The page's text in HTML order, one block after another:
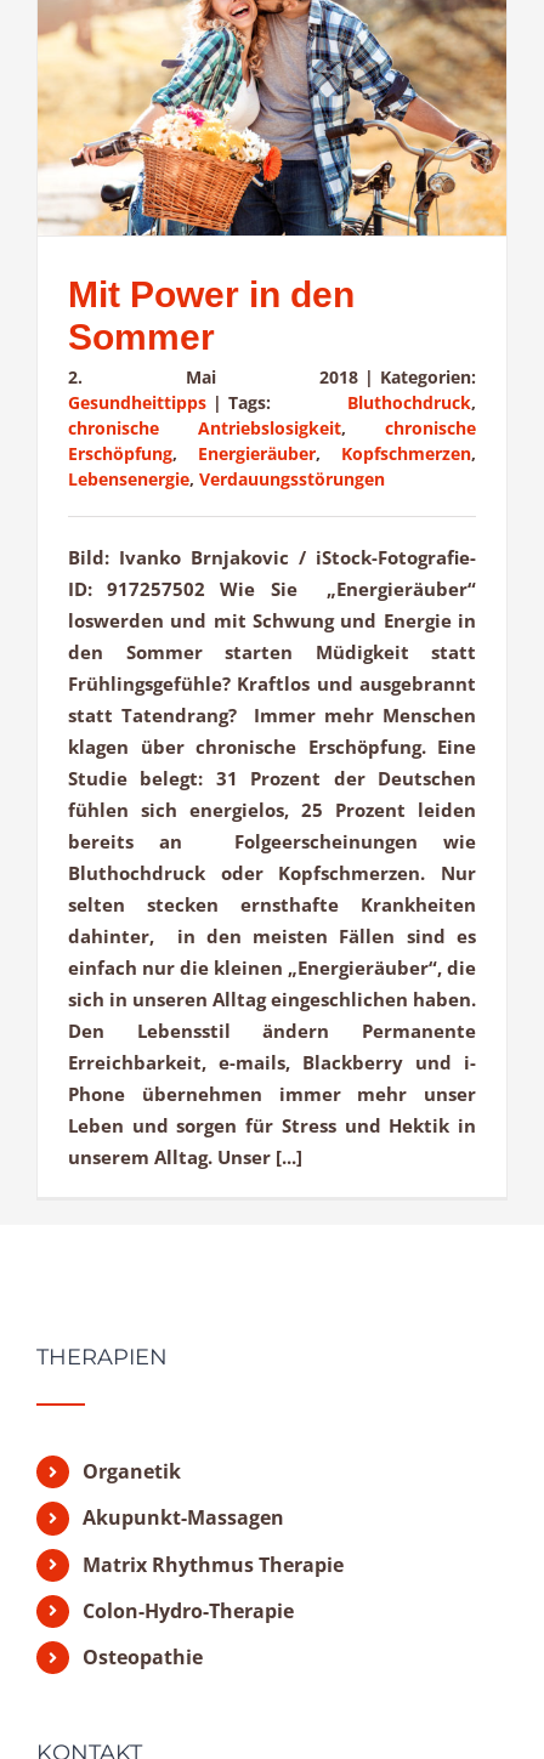
Mit Power in den
Sommer
2. Mai 2018 | Kategorien:
Gesundheittipps | Tags: Bluthochdruck,
chronische Antriebslosigkeit, chronische
Erschöpfung, Energieräuber, Kopfschmerzen,
Lebensenergie, Verdauungsstörungen
Bild: Ivanko Brnjakovic / iStock-Fotografie-
ID: 917257502 Wie Sie „Energieräuber“
loswerden und mit Schwung und Energie in
den Sommer starten Müdigkeit statt
Frühlingsgefühle? Kraftlos und ausgebrannt
statt Tatendrang? Immer mehr Menschen
klagen über chronische Erschöpfung. Eine
Studie belegt: 31 Prozent der Deutschen
fühlen sich energielos, 25 Prozent leiden
bereits an Folgeerscheinungen wie
Bluthochdruck oder Kopfschmerzen. Nur
selten stecken ernsthafte Krankheiten
dahinter, in den meisten Fällen sind es
einfach nur die kleinen „Energieräuber“, die
sich in unseren Alltag eingeschlichen haben.
Den Lebensstil ändern Permanente
Erreichbarkeit, e-mails, Blackberry und i-
Phone übernehmen immer mehr unser
Leben und sorgen für Stress und Hektik in
unserem Alltag. Unser [...]
THERAPIEN
Organetik
Akupunkt-Massagen
Matrix Rhythmus Therapie
Colon-Hydro-Therapie
Osteopathie
KONTAKT